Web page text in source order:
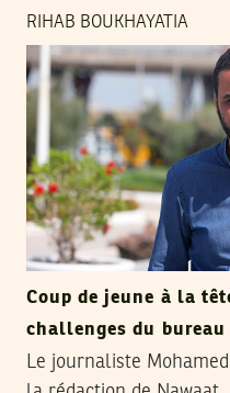
RIHAB BOUKHAYATIA
Coup de jeune à la
challenges du bureau
Le journaliste